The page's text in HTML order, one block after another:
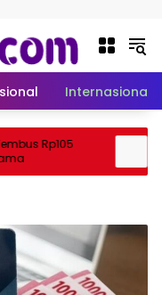
Internasional
Rp105